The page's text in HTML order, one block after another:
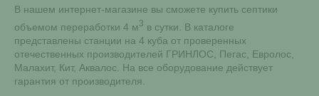
В нашем интернет-магазине вы сможете купить септики
объемом переработки 4 м3 в сутки. В каталоге
представлены станции на 4 куба от проверенных
отечественных производителей ГРИНЛОС, Пегас, Евролос,
Малахит, Кит, Аквалос. На все оборудование действует
гарантия от производителя.